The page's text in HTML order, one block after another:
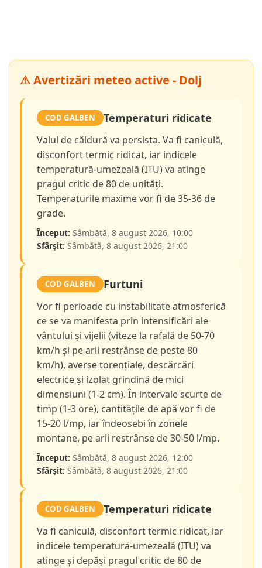
⚠ Avertizări meteo active - Dolj
COD GALBEN Temperaturi ridicate
Valul de căldură va persista. Va fi caniculă,
disconfort termic ridicat, iar indicele
temperatură-umezeală (ITU) va atinge
pragul critic de 80 de unități.
Temperaturile maxime vor fi de 35-36 de
grade.
Început: Sâmbătă, 8 august 2026, 10:00
Sfârșit: Sâmbătă, 8 august 2026, 21:00
COD GALBEN Furtuni
Vor fi perioade cu instabilitate atmosferică
ce se va manifesta prin intensificări ale
vântului și vijelii (viteze la rafală de 50-70
km/h și pe arii restrânse de peste 80
km/h), averse torențiale, descărcări
electrice și izolat grindină de mici
dimensiuni (1-2 cm). În intervale scurte de
timp (1-3 ore), cantitățile de apă vor fi de
15-20 l/mp, iar îndeosebi în zonele
montane, pe arii restrânse de 30-50 l/mp.
Început: Sâmbătă, 8 august 2026, 12:00
Sfârșit: Sâmbătă, 8 august 2026, 21:00
COD GALBEN Temperaturi ridicate
Va fi caniculă, disconfort termic ridicat, iar
indicele temperatură-umezeală (ITU) va
atinge și depăși pragul critic de 80 de